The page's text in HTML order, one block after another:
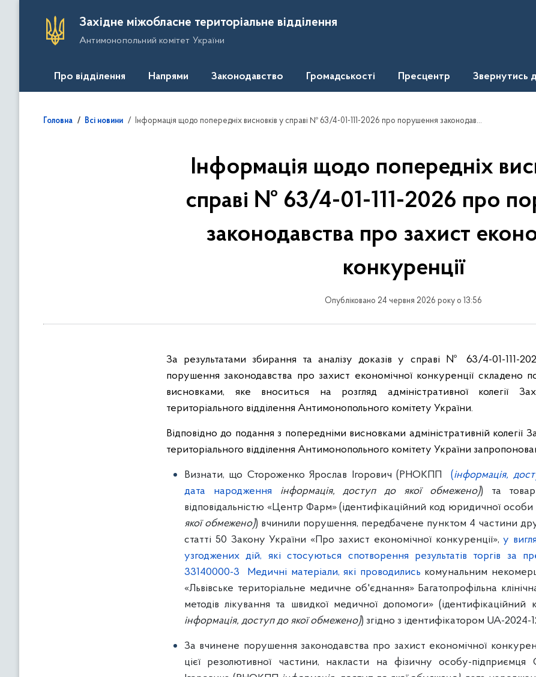
Західне міжобласне територіальне відділення
Антимонопольний комітет України
Про відділення Напрями Законодавство Громадськості Пресцентр Звернутись
Головна Всі новини Інформація щодо попередніх висновків у справі № 63/4-01-111-2026 про порушення законодавства про захист економічної конкуренції
Інформація щодо попередніх
справі № 63/4-01-111-2026 про
законодавства про захист
конкуренції
Опубліковано 24 червня 2026 року о 13:56
За результатами збирання та аналізу доказів у справі № 63/4-01-111-
порушення законодавства про захист економічної конкуренції складено
висновками, яке вноситься на розгляд адміністративної колегії
територіального відділення Антимонопольного комітету України.
Відповідно до подання з попередніми висновками адміністративній колегії
територіального відділення Антимонопольного комітету України
Визнати, що Стороженко Ярослав Ігорович (РНОКПП(інформація,
дата народження інформація, доступ до якої обмежено)) та
відповідальністю «Центр Фарм» (ідентифікаційний код юридичної особи
якої обмежено)) вчинили порушення, передбачене пунктом 4 частини
статті 50 Закону України «Про захист економічної конкуренції»,у
узгоджених дій, які стосуються спотворення результатів торгів за
33140000-3 Медичні матеріали, які проводились комунальним
«Львівське територіальне медичне об'єднання» Багатопрофільна
методів лікування та швидкої медичної допомоги»
інформація, доступ до якої обмежено)) згідно з ідентифікатором UA-
За вчинене порушення законодавства про захист економічної
цієї резолютивної частини, накласти на фізичну особу-підприємця